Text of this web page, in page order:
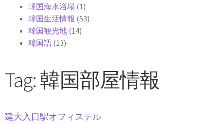
韓国海水浴場 (1)
韓国生活情報 (53)
韓国観光地 (14)
韓国語 (13)
Tag: 韓国部屋情報
建大入口駅オフィステル